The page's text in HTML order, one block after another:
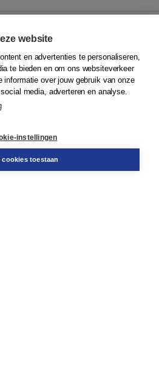
website
en advertenties te personaliseren,
te bieden en om ons websiteverkeer
informatie over jouw gebruik van onze
media, adverteren en analyse.
instellingen
cookies toestaan